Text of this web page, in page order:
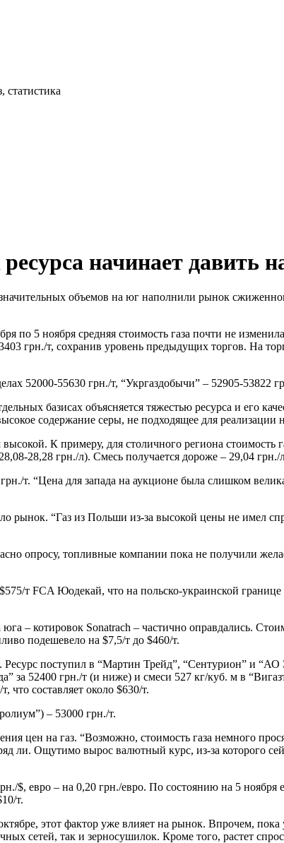
начинает давить
объемов на юг наполнили рынок
5 ноября средняя стоимость газа почти не
грн./т, сохранив уровень предыдущих торгов. На
52000-55630 грн./т, “Укргаздобычи” – 52905-53822
базисах объясняется тяжестью ресурса и его
содержание серы, не подходящее для реализации
К примеру, для столичного региона стоимость
28,28 грн./л). Смесь получается дороже – 29,04 грн./
т. “Цена для запада на аукционе была слишком
рынок. “Газ из Польши из-за высокой цены не имел
опросу, топливные компании пока не получили
т FCA Юодекай, что на польско-украинской границе
– котировок Sonatrach – частично оправдались.
подешевело на $7,5/т до $460/т.
поступил в “Мартин Трейд”, “Сентурион” и
52400 грн./т (и ниже) и смеси 527 кг/куб. м в
что составляет около $630/т.
– 53000 грн./т.
цен на газ. “Возможно, стоимость газа немного
ли. Ощутимо вырос валютный курс, из-за которого
евро – на 0,20 грн./евро. По состоянию на 5 ноября
т.
этот фактор уже влияет на рынок. Впрочем,
сетей, так и зерносушилок. Кроме того, растет